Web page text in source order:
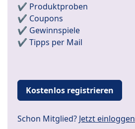
✔️ Produktproben
✔️ Coupons
✔️ Gewinnspiele
✔️ Tipps per Mail
Kostenlos registrieren
Schon Mitglied? Jetzt einloggen